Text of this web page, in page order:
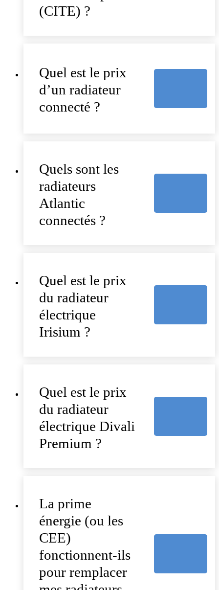
(CITE) ?
Quel est le prix
d’un radiateur
connecté ?
Quels sont les
radiateurs
Atlantic
connectés ?
Quel est le prix
du radiateur
électrique
Irisium ?
Quel est le prix
du radiateur
électrique Divali
Premium ?
La prime
énergie (ou les
CEE)
fonctionnent-ils
pour remplacer